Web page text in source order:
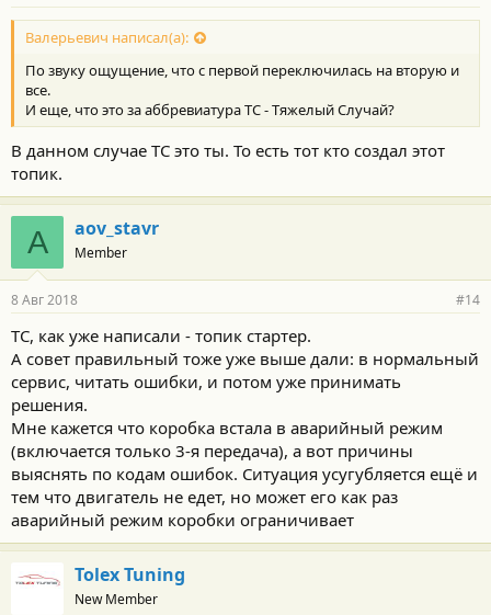
Валерьевич написал(а):
По звуку ощущение, что с первой переключилась на вторую и
все.
И еще, что это за аббревиатура ТС - Тяжелый Случай?
В данном случае ТС это ты. То есть тот кто создал этот
топик.
A aov_stavr
Member
8 Авг 2018 #14
ТС, как уже написали - топик стартер.
А совет правильный тоже уже выше дали: в нормальный
сервис, читать ошибки, и потом уже принимать
решения.
Мне кажется что коробка встала в аварийный режим
(включается только 3-я передача), а вот причины
выяснять по кодам ошибок. Ситуация усугубляется ещё и
тем что двигатель не едет, но может его как раз
аварийный режим коробки ограничивает
Tolex Tuning
New Member